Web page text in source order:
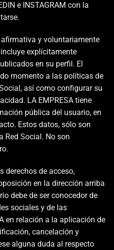
e INSTAGRAM con la
y voluntariamente
explícitamente
en su perfil. El
momento a las políticas de
así como configurar su
LA EMPRESA tiene
pública del usuario, en
Estos datos, sólo son
Red Social. No son
derechos de acceso,
en la dirección arriba
debe de ser conocedor de
sociales y de las
en relación a la aplicación de
cancelación y
alguna duda al respecto